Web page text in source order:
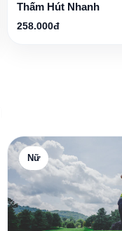
Thấm Hút Nhanh
258.000đ
Nữ